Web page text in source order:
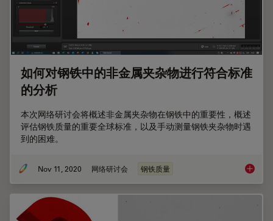
如何对钢铁中的非金属夹杂物进行符合标准
的分析
本次网络研讨会将概述非金属夹杂物在钢铁中的重要性，概述
评估钢铁质量的重要全球标准，以及手动测量钢铁夹杂物时遇
到的困难。
Nov 11, 2020 网络研讨会 钢铁质量 如何对